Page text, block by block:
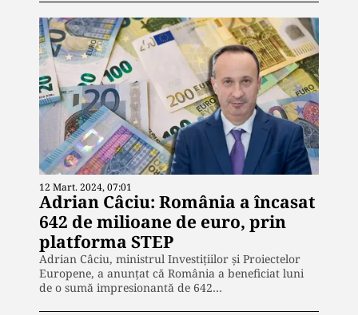
12 Mart. 2024, 07:01
Adrian Câciu: România a încasat
642 de milioane de euro, prin
platforma STEP
Adrian Câciu, ministrul Investițiilor și Proiectelor
Europene, a anunțat că România a beneficiat luni
de o sumă impresionantă de 642…